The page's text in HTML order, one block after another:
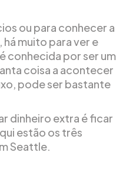
ou para conhecer a
muito para ver e
conhecida por ser um
coisa a acontecer
pode ser bastante
dinheiro extra é ficar
estão os três
Seattle.